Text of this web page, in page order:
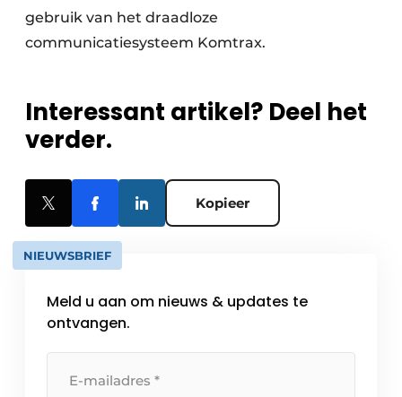
gebruik van het draadloze
communicatiesysteem Komtrax.
Interessant artikel? Deel het
verder.
Kopieer
NIEUWSBRIEF
Meld u aan om nieuws & updates te
ontvangen.